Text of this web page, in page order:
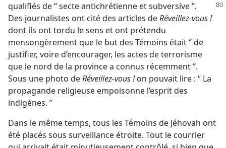
qualifiés de“ secte antichrétienne et subversive ”.
Des journalistes ont cité des articles deRéveillez-vous !
dont ils ont tordu le sens et ont prétendu
mensongèrement que le but des Témoins était “ de
justifier, voire d’encourager, les actes de terrorisme
que le nord de la province a connus récemment ”.
Sous une photo deRéveillez-vous !on pouvait lire : “ La
propagande religieuse empoisonne l’esprit des
indigènes. ”
Dans le même temps, tous les Témoins de Jéhovah ont
été placés sous surveillance étroite. Tout le courrier